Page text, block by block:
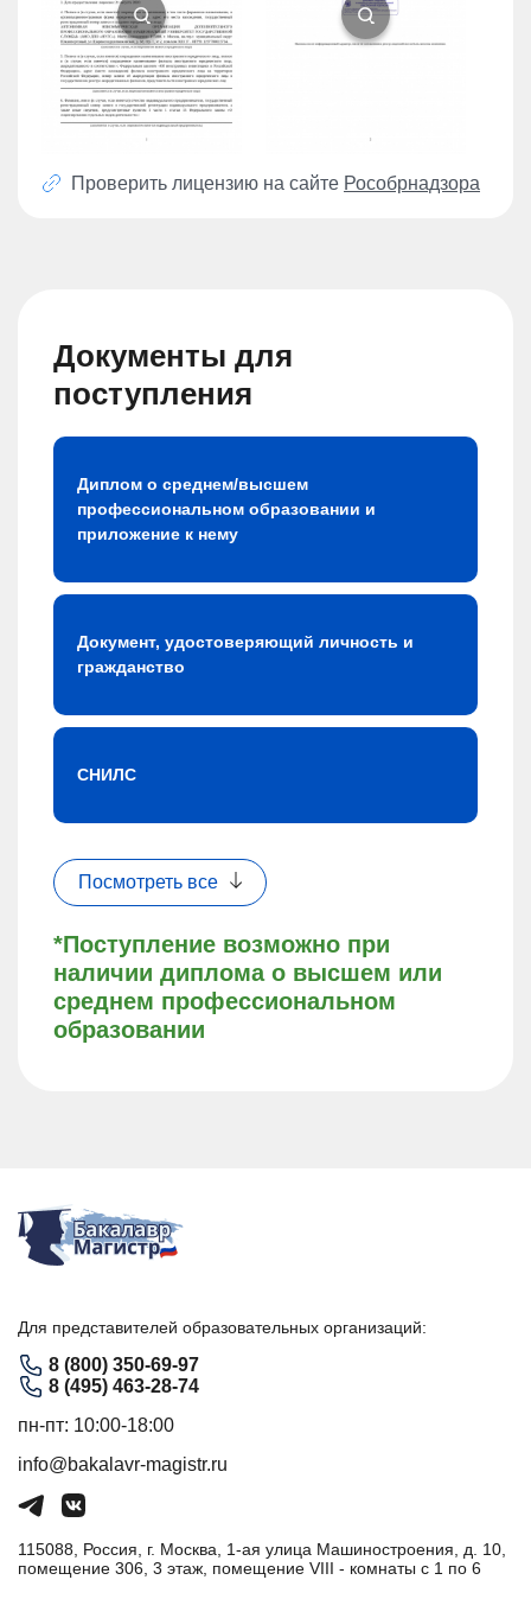
Проверить лицензию на сайте Рособрнадзора
Документы для
поступления
*Поступление возможно при
наличии диплома о высшем или
среднем профессиональном
образовании
Диплом о среднем/высшем
профессиональном образовании и
приложение к нему
Документ, удостоверяющий личность и
гражданство
СНИЛС
Посмотреть все
Для представителей образовательных организаций:
8 (800) 350-69-97
8 (495) 463-28-74
пн-пт: 10:00-18:00
info@bakalavr-magistr.ru
115088, Россия, г. Москва, 1-ая улица Машиностроения, д. 10,
помещение 306, 3 этаж, помещение VIII - комнаты с 1 по 6